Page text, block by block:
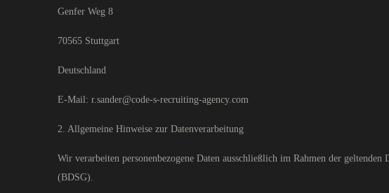
Genfer Weg 8
70565 Stuttgart
Deutschland
E-Mail: r.sander@code-s-recruiting-agency.com
2. Allgemeine Hinweise zur Datenverarbeitung
Wir verarbeiten personenbezogene Daten ausschließlich im Rahmen der
(BDSG).